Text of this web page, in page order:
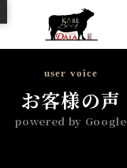
牛ダイア 浅草楽天地店
18 No_review
user voice
お客様の声
powered by Google